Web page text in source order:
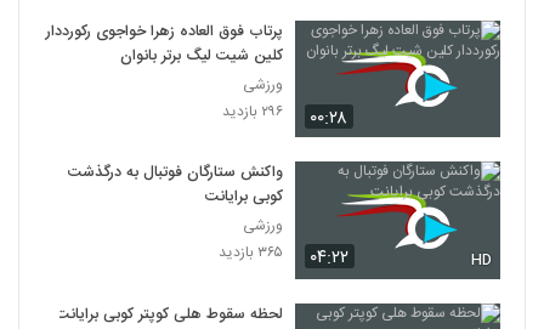
۰۰:۲۸
پرتاب فوق‌ العاده زهرا خواجوی رکورددار
کلین شیت لیگ برتر بانوان
ورزشی
۲۹۶ بازدید
۰۴:۲۲ HD
واکنش ستارگان فوتبال به درگذشت
کوبی برایانت
ورزشی
۳۶۵ بازدید
لحظه سقوط هلی کوپتر کوبی برایانت